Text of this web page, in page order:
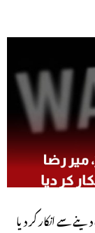
سے انکار کر دیا